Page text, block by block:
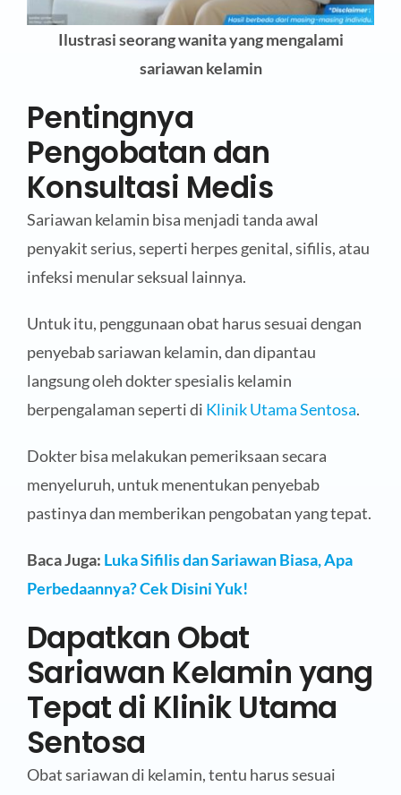
Ilustrasi seorang wanita yang mengalami
sariawan kelamin
Pentingnya
Pengobatan dan
Konsultasi Medis
Sariawan kelamin bisa menjadi tanda awal
penyakit serius, seperti herpes genital, sifilis, atau
infeksi menular seksual lainnya.
Untuk itu, penggunaan obat harus sesuai dengan
penyebab sariawan kelamin, dan dipantau
langsung oleh dokter spesialis kelamin
berpengalaman seperti di Klinik Utama Sentosa.
Dokter bisa melakukan pemeriksaan secara
menyeluruh, untuk menentukan penyebab
pastinya dan memberikan pengobatan yang tepat.
Baca Juga: Luka Sifilis dan Sariawan Biasa, Apa
Perbedaannya? Cek Disini Yuk!
Dapatkan Obat
Sariawan Kelamin yang
Tepat di Klinik Utama
Sentosa
Obat sariawan di kelamin, tentu harus sesuai